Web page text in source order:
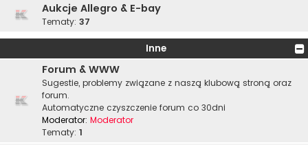
Aukcje Allegro & E-bay
Tematy: 37
Inne
Forum & WWW
Sugestie, problemy związane z naszą klubową stroną oraz
forum.
Automatyczne czyszczenie forum co 30dni
Moderator: Moderator
Tematy: 1